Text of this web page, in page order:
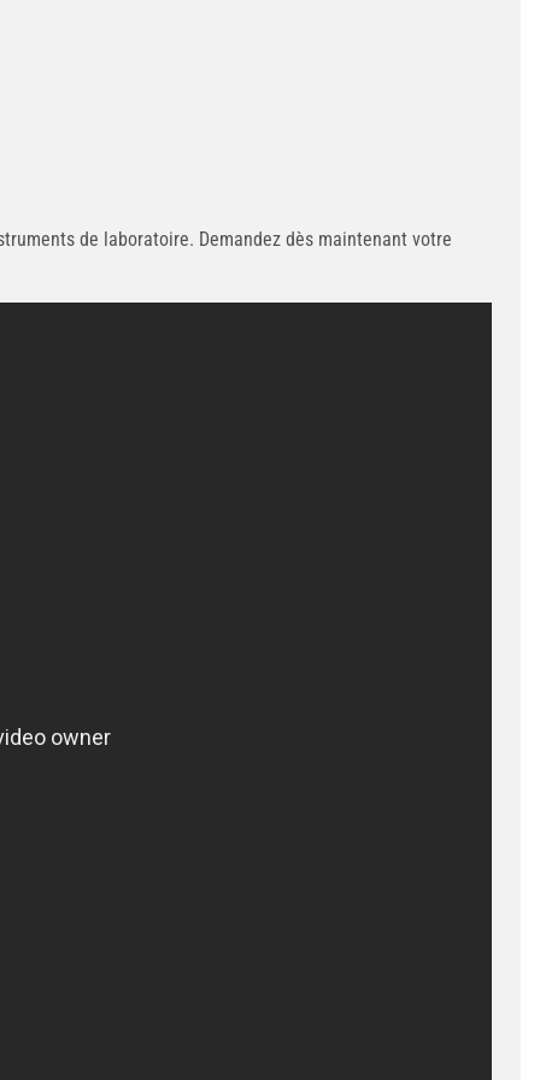
de laboratoire. Demandez dès maintenant votre